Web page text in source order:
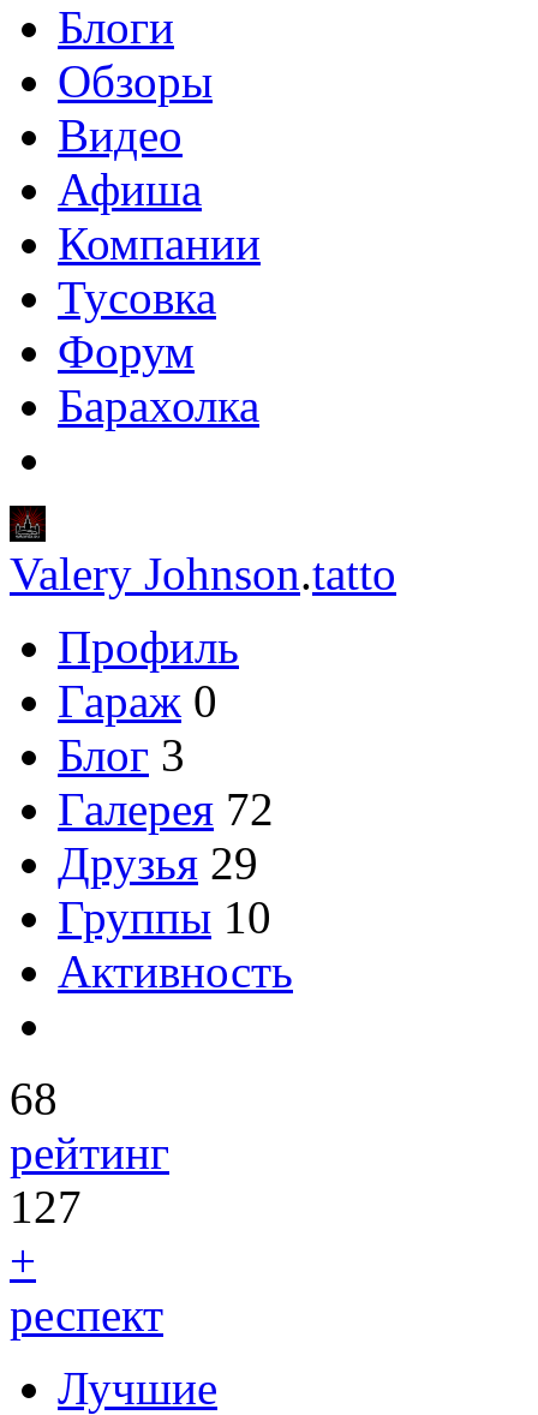
Блоги
Обзоры
Видео
Афиша
Компании
Тусовка
Форум
Барахолка
Valery Johnson.tatto
Профиль
Гараж 0
Блог 3
Галерея 72
Друзья 29
Группы 10
Активность
68
рейтинг
127
+
респект
Лучшие